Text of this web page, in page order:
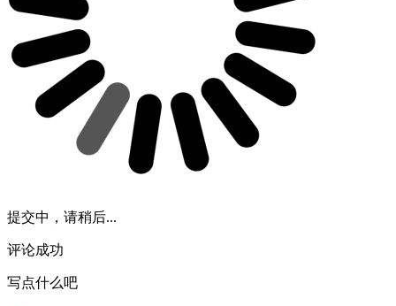
提交中，请稍后...
评论成功
写点什么吧